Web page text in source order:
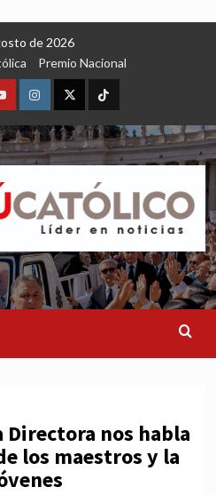
de 2026
Premio Nacional
Instagram
X TikTok
Directora nos habla
los maestros y la